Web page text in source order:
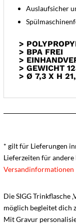
Auslaufsicher
>
> BPA FREI
>
> GEWICHT
> Ø 7,3 X H
* gilt für Lieferungen
Lieferzeiten für andere
Versandinformationen
Die SIGG Trinkflasche
möglich begleitet dich
Mit Gravur